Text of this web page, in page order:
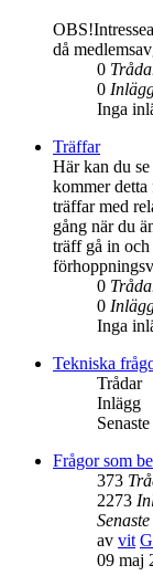
då
0
0
Inga
Träffar
Här kan du
kommer
träffar med
gång när du
träff gå in och
0
0
Inga
Tekniska
Trådar
Inlägg
Frågor som
373
2273
av vit
09 maj